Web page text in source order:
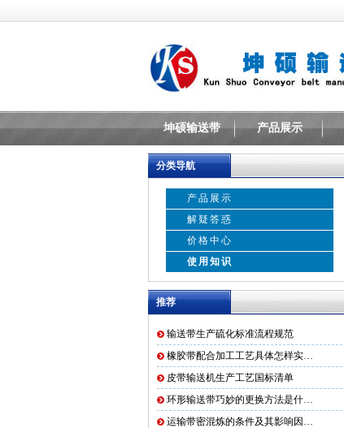
坤硕输送带 产品展示
分类导航
产品展示
解疑答惑
价格中心
使用知识
推荐
输送带生产硫化标准流程规范
橡胶带配合加工工艺具体怎样实…
皮带输送机生产工艺国标清单
环形输送带巧妙的更换方法是什…
运输带密混炼的条件及其影响因…